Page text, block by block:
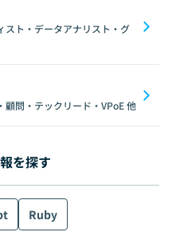
スト・データアナリスト・グ
顧問・テックリード・VPoE他
を探す
Ruby